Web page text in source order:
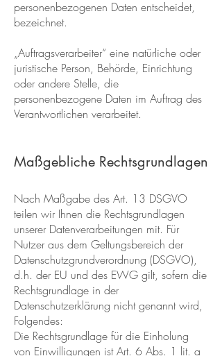
personenbezogenen Daten entscheidet,
bezeichnet.
„Auftragsverarbeiter“ eine natürliche oder
juristische Person, Behörde, Einrichtung
oder andere Stelle, die
personenbezogene Daten im Auftrag des
Verantwortlichen verarbeitet.
Maßgebliche Rechtsgrundlagen
Nach Maßgabe des Art. 13 DSGVO
teilen wir Ihnen die Rechtsgrundlagen
unserer Datenverarbeitungen mit. Für
Nutzer aus dem Geltungsbereich der
Datenschutzgrundverordnung (DSGVO),
d.h. der EU und des EWG gilt, sofern die
Rechtsgrundlage in der
Datenschutzerklärung nicht genannt wird,
Folgendes:
Die Rechtsgrundlage für die Einholung
von Einwilligungen ist Art. 6 Abs. 1 lit. a